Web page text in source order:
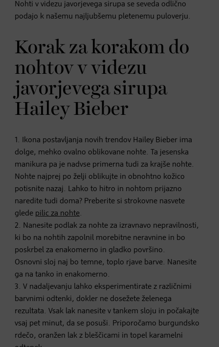
Nohti v videzu javorjevega sirupa se seveda odlično
podajo k našemu najljubšemu pletenemu puloverju.
Korak za korakom do
nohtov v videzu
javorjevega sirupa
Hailey Bieber
1. Ikona postavljanja novih trendov Hailey Bieber ima
dolge, mehko ovalno oblikovane nohte. Ta jesenska
manikura pa je nadvse primerna tudi za krajše nohte.
Nohte najprej po želji oblikujte in obnohtno kožico
potisnite nazaj. Lahko to hitro in nohtom prijazno
naredite tudi doma? Preberite si strokovne nasvete
glede pilic za nohte.
2. Nanesite podlak za nohte za izravnavo nepravilnosti,
ki bo na nohtih zapolnil morebitne neravnine in bo
poskrbel za enakomerno in gladko površino.
Osnovni sloj naj bo temne, toplo rjave barve. Nanesite
ga na tanko in enakomerno.
3. V nadaljevanju lahko eksperimentirate z različnimi
barvnimi odtenki, dokler ne dosežete želenega
rezultata. Vsak lak nanesite v tankem sloju in počakajte
vsaj pet minut, da se posuši. Priporočamo burgundsko
rdečo, oranžen lak z bleščicami in topel karamelni